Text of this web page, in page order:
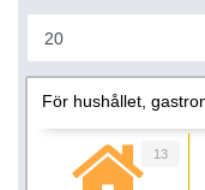
För hushållet,
13